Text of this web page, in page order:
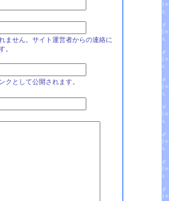
ません。サイト運営者からの連絡に
。
クとして公開されます。